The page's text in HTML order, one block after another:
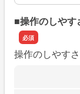
■操作のしや
操作のしやすさ